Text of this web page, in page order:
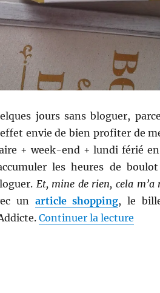
jours sans bloguer,
envie de bien profiter de
+ week-end + lundi férié
les heures de
Et, mine de rien, cela m’a
un article shopping, le
Continuer la lecturede «